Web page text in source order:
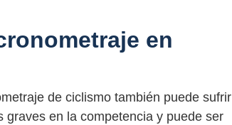
en
de ciclismo también puede sufrir
en la competencia y puede ser